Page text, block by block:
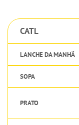
CATL
LANCHE DA MANHÃ
SOPA
PRATO